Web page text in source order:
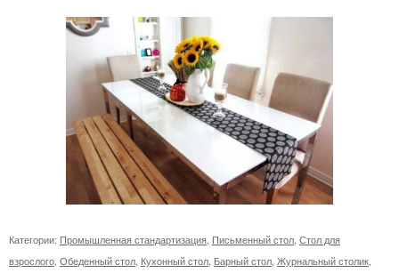
Категории: Промышленная стандартизация Письменный стол Стол для
взрослого Обеденный стол Кухонный стол Барный стол Журнальный столик